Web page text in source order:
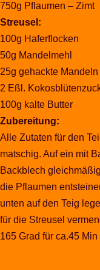
750g Pflaumen – Zimt
Streusel:
100g Haferflocken
50g Mandelmehl
25g gehackte Mandeln
2 Eßl.
100g kalte Butter
Zubereitung:
Alle Zutaten für den
matschig. Auf ein mit
Backblech
die Pflaumen
unten auf den Teig
für die Streusel
165 Grad für ca.45